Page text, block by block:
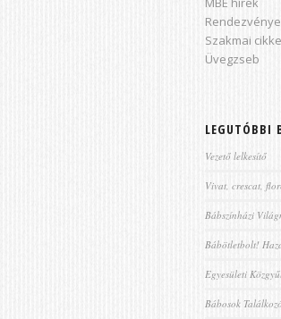
Szakmai
Üvegzseb
LEGUTÓBBI
Vezető lelkesítő
Vivat, crescat,
Bábszínházi
Bábötletbolt!
Egyesületi
Bábosok